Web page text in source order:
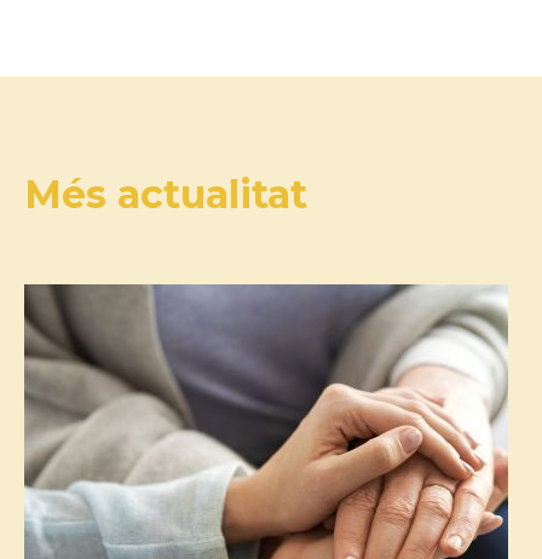
Més actualitat